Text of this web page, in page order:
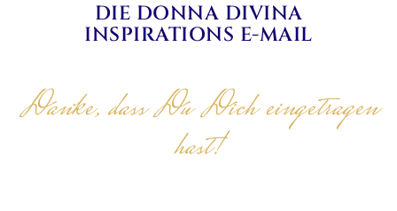
DIE DONNA DIVINA
INSPIRATIONS E-MAIL
Danke, dass Du Dich eingetragen
hast!